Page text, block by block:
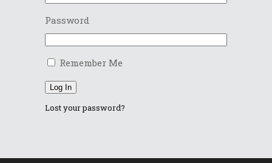
Password
Remember Me
Log In
Lost your password?